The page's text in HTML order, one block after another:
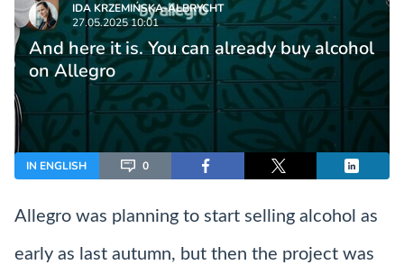
IDA KRZEMIŃSKA-ALBRYCHT
27.05.2025 10:01
And here it is. You can already buy alcohol
on Allegro
IN ENGLISH 0
Allegro was planning to start selling alcohol as
early as last autumn, but then the project was